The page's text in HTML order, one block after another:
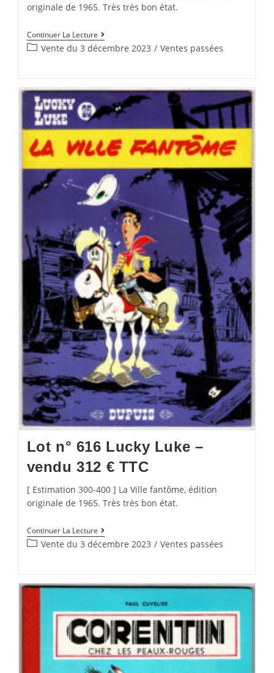
originale de 1965. Très très bon état.
Continuer La Lecture
Vente du 3 décembre 2023 / Ventes passées
Lot n° 616 Lucky Luke –
vendu 312 € TTC
[ Estimation 300-400 ] La Ville fantôme, édition
originale de 1965. Très très bon état.
Continuer La Lecture
Vente du 3 décembre 2023 / Ventes passées